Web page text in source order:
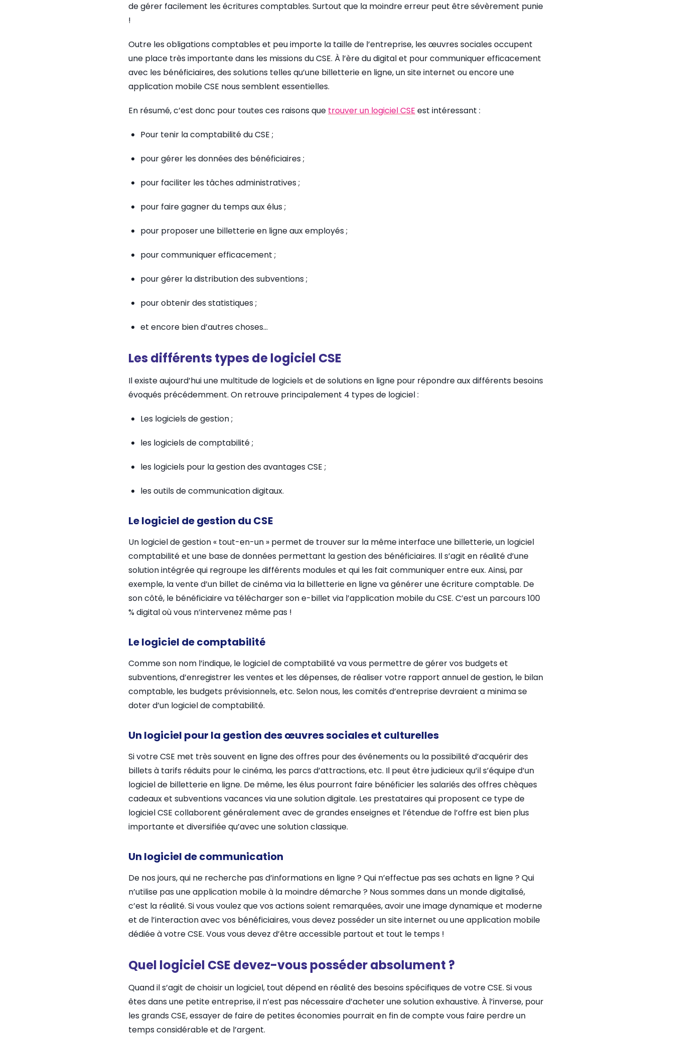
de gérer facilement les écritures comptables. Surtout que la moindre erreur peut être sévèrement punie
!
Outre les obligations comptables et peu importe la taille de l’entreprise, les œuvres sociales occupent
une place très importante dans les missions du CSE. À l’ère du digital et pour communiquer efficacement
avec les bénéficiaires, des solutions telles qu’une billetterie en ligne, un site internet ou encore une
application mobile CSE nous semblent essentielles.
En résumé, c’est donc pour toutes ces raisons que trouver un logiciel CSE est intéressant :
Pour tenir la comptabilité du CSE ;
pour gérer les données des bénéficiaires ;
pour faciliter les tâches administratives ;
pour faire gagner du temps aux élus ;
pour proposer une billetterie en ligne aux employés ;
pour communiquer efficacement ;
pour gérer la distribution des subventions ;
pour obtenir des statistiques ;
et encore bien d’autres choses…
Les différents types de logiciel CSE
Il existe aujourd’hui une multitude de logiciels et de solutions en ligne pour répondre aux différents besoins
évoqués précédemment. On retrouve principalement 4 types de logiciel :
Les logiciels de gestion ;
les logiciels de comptabilité ;
les logiciels pour la gestion des avantages CSE ;
les outils de communication digitaux.
Le logiciel de gestion du CSE
Un logiciel de gestion « tout-en-un » permet de trouver sur la même interface une billetterie, un logiciel
comptabilité et une base de données permettant la gestion des bénéficiaires. Il s’agit en réalité d’une
solution intégrée qui regroupe les différents modules et qui les fait communiquer entre eux. Ainsi, par
exemple, la vente d’un billet de cinéma via la billetterie en ligne va générer une écriture comptable. De
son côté, le bénéficiaire va télécharger son e-billet via l’application mobile du CSE. C’est un parcours 100
% digital où vous n’intervenez même pas !
Le logiciel de comptabilité
Comme son nom l’indique, le logiciel de comptabilité va vous permettre de gérer vos budgets et
subventions, d’enregistrer les ventes et les dépenses, de réaliser votre rapport annuel de gestion, le bilan
comptable, les budgets prévisionnels, etc. Selon nous, les comités d’entreprise devraient a minima se
doter d’un logiciel de comptabilité.
Un logiciel pour la gestion des œuvres sociales et culturelles
Si votre CSE met très souvent en ligne des offres pour des événements ou la possibilité d’acquérir des
billets à tarifs réduits pour le cinéma, les parcs d’attractions, etc. Il peut être judicieux qu’il s’équipe d’un
logiciel de billetterie en ligne. De même, les élus pourront faire bénéficier les salariés des offres chèques
cadeaux et subventions vacances via une solution digitale. Les prestataires qui proposent ce type de
logiciel CSE collaborent généralement avec de grandes enseignes et l’étendue de l’offre est bien plus
importante et diversifiée qu’avec une solution classique.
Un logiciel de communication
De nos jours, qui ne recherche pas d’informations en ligne ? Qui n’effectue pas ses achats en ligne ? Qui
n’utilise pas une application mobile à la moindre démarche ? Nous sommes dans un monde digitalisé,
c’est la réalité. Si vous voulez que vos actions soient remarquées, avoir une image dynamique et moderne
et de l’interaction avec vos bénéficiaires, vous devez posséder un site internet ou une application mobile
dédiée à votre CSE. Vous vous devez d’être accessible partout et tout le temps !
Quel logiciel CSE devez-vous posséder absolument ?
Quand il s’agit de choisir un logiciel, tout dépend en réalité des besoins spécifiques de votre CSE. Si vous
êtes dans une petite entreprise, il n’est pas nécessaire d’acheter une solution exhaustive. À l’inverse, pour
les grands CSE, essayer de faire de petites économies pourrait en fin de compte vous faire perdre un
temps considérable et de l’argent.